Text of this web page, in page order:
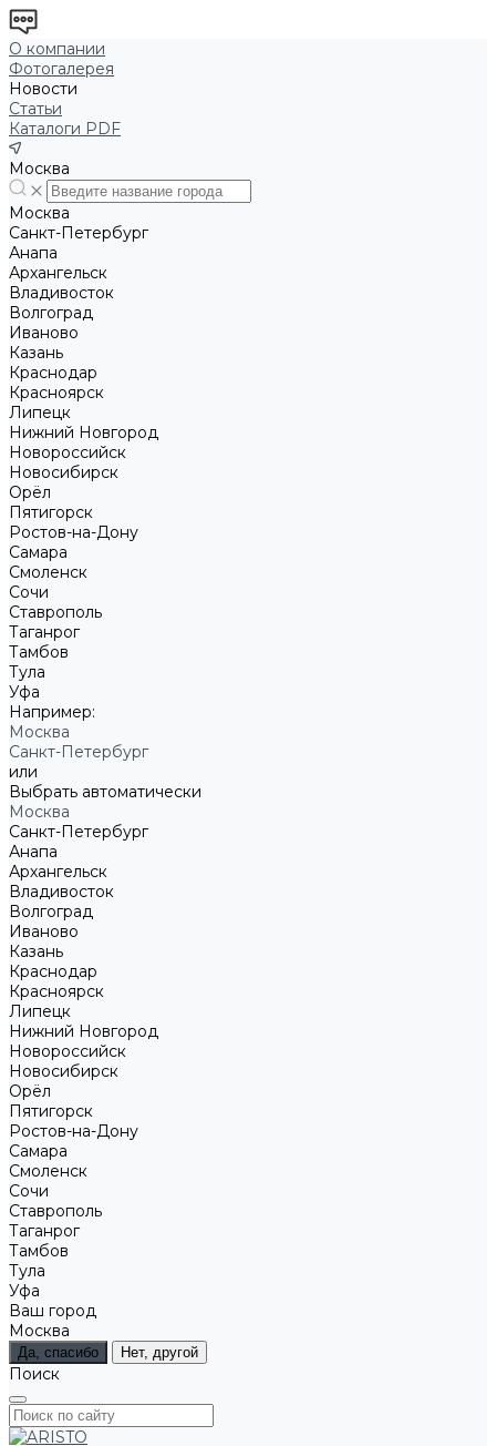
О компании
Фотогалерея
Новости
Статьи
Каталоги PDF
Москва
Москва
Санкт-Петербург
Анапа
Архангельск
Владивосток
Волгоград
Иваново
Казань
Краснодар
Красноярск
Липецк
Нижний Новгород
Новороссийск
Новосибирск
Орёл
Пятигорск
Ростов-на-Дону
Самара
Смоленск
Сочи
Ставрополь
Таганрог
Тамбов
Тула
Уфа
Например:
Москва
Санкт-Петербург
или
Выбрать автоматически
Москва
Санкт-Петербург
Анапа
Архангельск
Владивосток
Волгоград
Иваново
Казань
Краснодар
Красноярск
Липецк
Нижний Новгород
Новороссийск
Новосибирск
Орёл
Пятигорск
Ростов-на-Дону
Самара
Смоленск
Сочи
Ставрополь
Таганрог
Тамбов
Тула
Уфа
Ваш город
Москва
Да, спасибо Нет, другой
Поиск